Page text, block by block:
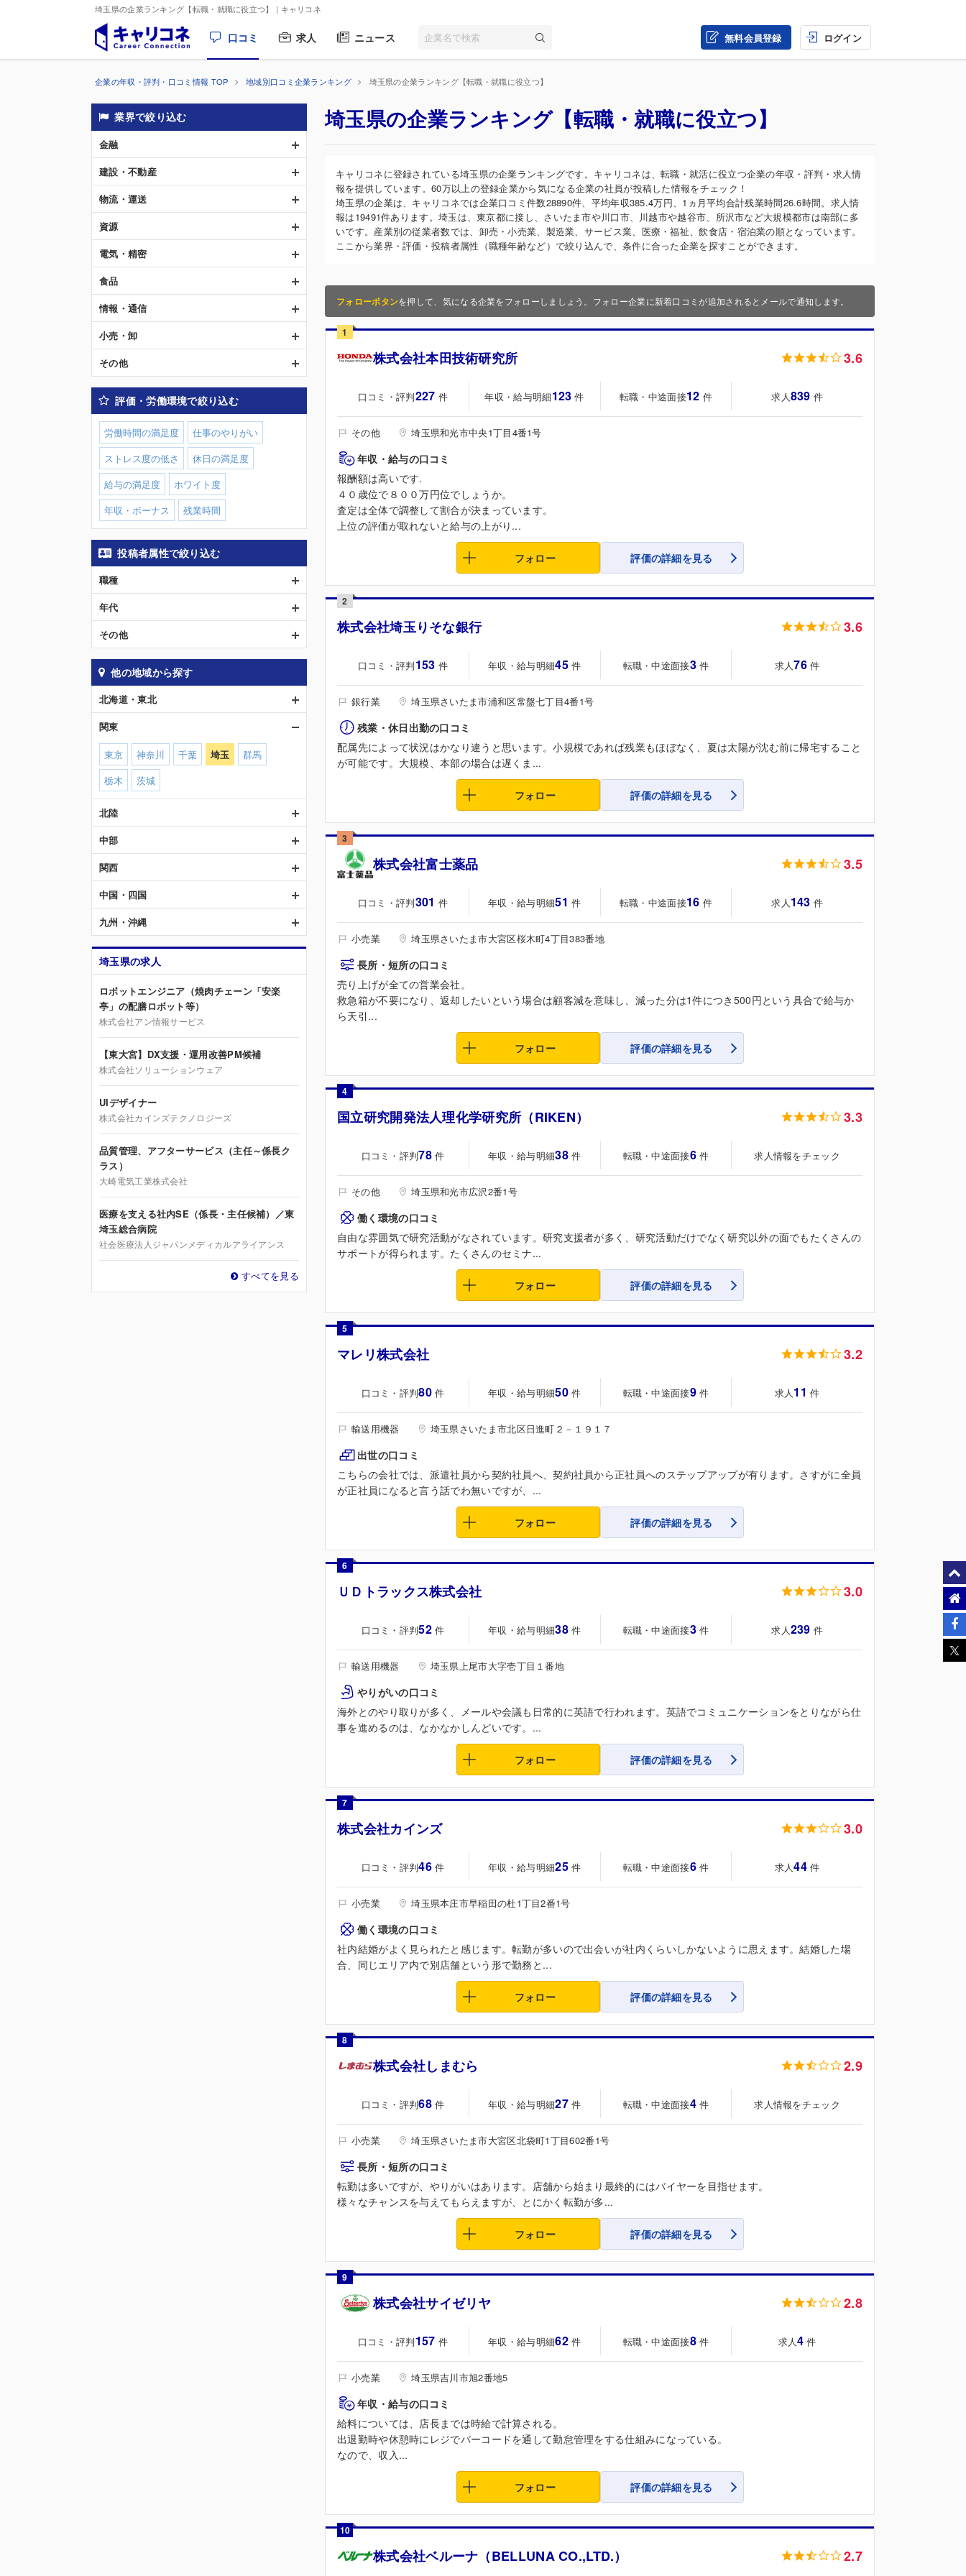
埼玉県の企業ランキング【転職・就職に役立つ】 | キャリコネ
口コミ 求人 ニュース 無料会員登録 ログイン
企業の年収・評判・口コミ情報 TOP 地域別口コミ企業ランキング 埼玉県の企業ランキング【転職・就職に役立つ】
埼玉県の企業ランキング【転職・就職に役立つ】
キャリコネに登録されている埼玉県の企業ランキングです。キャリコネは、転職・就活に役立つ企業の年収・評判・求人情
報を提供しています。60万以上の登録企業から気になる企業の社員が投稿した情報をチェック！
埼玉県の企業は、キャリコネでは企業口コミ件数28890件、平均年収385.4万円、1ヵ月平均合計残業時間26.6時間。求人情
報は19491件あります。埼玉は、東京都に接し、さいたま市や川口市、川越市や越谷市、所沢市など大規模都市は南部に多
いです。産業別の従業者数では、卸売・小売業、製造業、サービス業、医療・福祉、飲食店・宿泊業の順となっています。
ここから業界・評価・投稿者属性（職種年齢など）で絞り込んで、条件に合った企業を探すことができます。
フォローボタンを押して、気になる企業をフォローしましょう。フォロー企業に新着口コミが追加されるとメールで通知します。
1
株式会社本田技術研究所 3.6
口コミ・評判227 件 年収・給与明細123 件 転職・中途面接12 件 求人839 件
その他 埼玉県和光市中央1丁目4番1号
年収・給与の口コミ
報酬額は高いです.
４０歳位で８００万円位でしょうか。
査定は全体で調整して割合が決まっています。
上位の評価が取れないと給与の上がり...
フォロー 評価の詳細を見る
2
株式会社埼玉りそな銀行 3.6
口コミ・評判153 件 年収・給与明細45 件 転職・中途面接3 件 求人76 件
銀行業 埼玉県さいたま市浦和区常盤七丁目4番1号
残業・休日出勤の口コミ
配属先によって状況はかなり違うと思います。小規模であれば残業もほぼなく、夏は太陽が沈む前に帰宅すること
が可能です。大規模、本部の場合は遅くま...
フォロー 評価の詳細を見る
3
株式会社富士薬品 3.5
口コミ・評判301 件 年収・給与明細51 件 転職・中途面接16 件 求人 143 件
小売業 埼玉県さいたま市大宮区桜木町4丁目383番地
長所・短所の口コミ
売り上げが全ての営業会社。
救急箱が不要になり、返却したいという場合は顧客減を意味し、減った分は1件につき500円という具合で給与か
ら天引...
フォロー 評価の詳細を見る
4
国立研究開発法人理化学研究所（RIKEN） 3.3
口コミ・評判78 件 年収・給与明細38 件 転職・中途面接6 件 求人情報をチェック
その他 埼玉県和光市広沢2番1号
働く環境の口コミ
自由な雰囲気で研究活動がなされています。研究支援者が多く、研究活動だけでなく研究以外の面でもたくさんの
サポートが得られます。たくさんのセミナ...
フォロー 評価の詳細を見る
5
マレリ株式会社 3.2
口コミ・評判80 件 年収・給与明細50 件 転職・中途面接9 件 求人 11 件
輸送用機器 埼玉県さいたま市北区日進町２－１９１７
出世の口コミ
こちらの会社では、派遣社員から契約社員へ、契約社員から正社員へのステップアップが有ります。さすがに全員
が正社員になると言う話でわ無いですが、...
フォロー 評価の詳細を見る
6
ＵＤトラックス株式会社 3.0
口コミ・評判52 件 年収・給与明細38 件 転職・中途面接3 件 求人239 件
輸送用機器 埼玉県上尾市大字壱丁目１番地
やりがいの口コミ
海外とのやり取りが多く、メールや会議も日常的に英語で行われます。英語でコミュニケーションをとりながら仕
事を進めるのは、なかなかしんどいです。...
フォロー 評価の詳細を見る
7
株式会社カインズ 3.0
口コミ・評判46 件 年収・給与明細25 件 転職・中途面接6 件 求人44 件
小売業 埼玉県本庄市早稲田の杜1丁目2番1号
働く環境の口コミ
社内結婚がよく見られたと感じます。転勤が多いので出会いが社内くらいしかないように思えます。結婚した場
合、同じエリア内で別店舗という形で勤務と...
フォロー 評価の詳細を見る
8
株式会社しまむら 2.9
口コミ・評判68 件 年収・給与明細27 件 転職・中途面接4 件 求人情報をチェック
小売業 埼玉県さいたま市大宮区北袋町1丁目602番1号
長所・短所の口コミ
転勤は多いですが、やりがいはあります。店舗から始まり最終的にはバイヤーを目指せます。
様々なチャンスを与えてもらえますが、とにかく転勤が多...
フォロー 評価の詳細を見る
9
株式会社サイゼリヤ 2.8
口コミ・評判157 件 年収・給与明細62 件 転職・中途面接8 件 求人4 件
小売業 埼玉県吉川市旭2番地5
年収・給与の口コミ
給料については、店長までは時給で計算される。
出退勤時や休憩時にレジでバーコードを通して勤怠管理をする仕組みになっている。
なので、収入...
フォロー 評価の詳細を見る
10
株式会社ベルーナ（BELLUNA CO.,LTD.） 2.7
業界で絞り込む
金融
建設・不動産
物流・運送
資源
電気・精密
食品
情報・通信
小売・卸
その他
評価・労働環境で絞り込む
労働時間の満足度
仕事のやりがい
ストレス度の低さ
休日の満足度
給与の満足度
ホワイト度
年収・ボーナス
残業時間
投稿者属性で絞り込む
職種
年代
その他
他の地域から探す
北海道・東北
関東
東京 神奈川 千葉 埼玉
群馬
栃木
茨城
北陸
中部
関西
中国・四国
九州・沖縄
埼玉県の求人
ロボットエンジニア（焼肉チェーン「安楽
亭」の配膳ロボット等）
株式会社アン情報サービス
【東大宮】DX支援・運用改善PM候補
株式会社ソリューションウェア
UIデザイナー
株式会社カインズテクノロジーズ
品質管理、アフターサービス（主任～係長ク
ラス）
大崎電気工業株式会社
医療を支える社内SE（係長・主任候補）／東
埼玉総合病院
社会医療法人ジャパンメディカルアライアンス
すべてを見る